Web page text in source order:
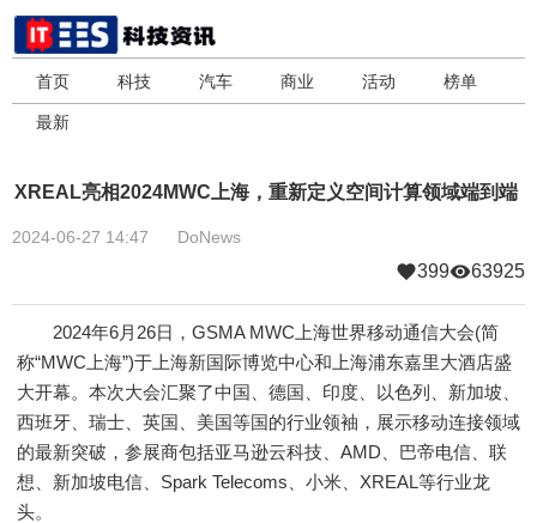
首页 科技 汽车 商业 活动 榜单
最新
XREAL亮相2024MWC上海，重新定义空间计算领域端到端
2024-06-27 14:47 DoNews
399 63925
2024年6月26日，GSMA MWC上海世界移动通信大会(简
称“MWC上海”)于上海新国际博览中心和上海浦东嘉里大酒店盛
大开幕。本次大会汇聚了中国、德国、印度、以色列、新加坡、
西班牙、瑞士、英国、美国等国的行业领袖，展示移动连接领域
的最新突破，参展商包括亚马逊云科技、AMD、巴帝电信、联
想、新加坡电信、Spark Telecoms、小米、XREAL等行业龙
头。